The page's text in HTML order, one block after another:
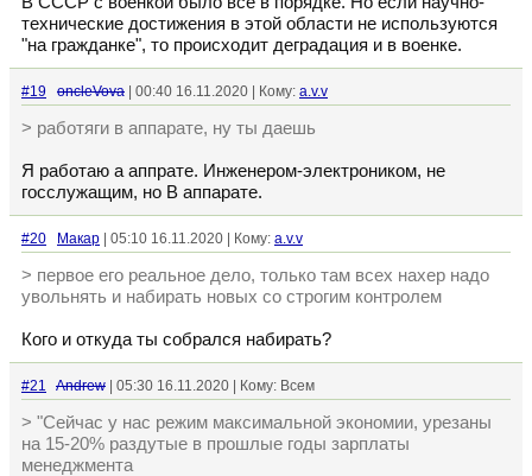
технические достижения в этой области не используются
"на гражданке", то происходит деградация и в военке.
#19 oncleVova | 00:40 16.11.2020 | Кому: a.v.v
> работяги в аппарате, ну ты даешь
Я работаю а аппрате. Инженером-электроником, не
госслужащим, но В аппарате.
#20 Макар | 05:10 16.11.2020 | Кому: a.v.v
> первое его реальное дело, только там всех нахер надо
увольнять и набирать новых со строгим контролем
Кого и откуда ты собрался набирать?
#21 Andrew | 05:30 16.11.2020 | Кому: Всем
> "Сейчас у нас режим максимальной экономии, урезаны
на 15-20% раздутые в прошлые годы зарплаты
менеджмента